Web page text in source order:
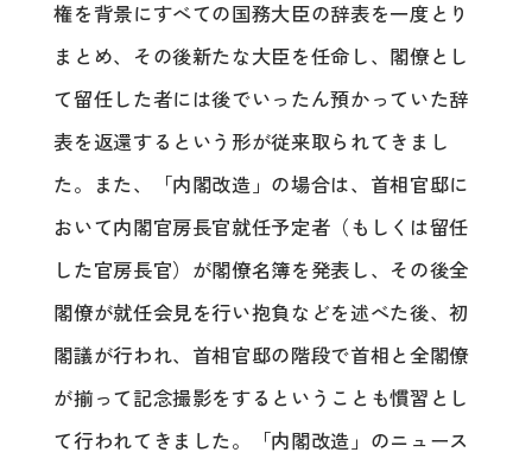
権を背景にすべての国務大臣の辞表を一度とり
まとめ、その後新たな大臣を任命し、閣僚とし
て留任した者には後でいったん預かっていた辞
表を返還するという形が従来取られてきまし
た。また、「内閣改造」の場合は、首相官邸に
おいて内閣官房長官就任予定者（もしくは留任
した官房長官）が閣僚名簿を発表し、その後全
閣僚が就任会見を行い抱負などを述べた後、初
閣議が行われ、首相官邸の階段で首相と全閣僚
が揃って記念撮影をするということも慣習とし
て行われてきました。「内閣改造」のニュース